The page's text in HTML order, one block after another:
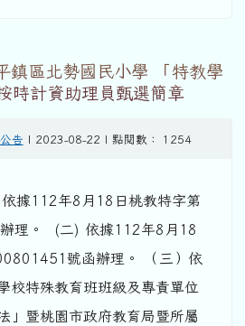
鎮區北勢國民小學 「特教學
時計資助理員甄選簡章
告 | 2023-08-22 | 點閱數： 1254
據112年8月18日桃教特字第
理。 (二) 依據112年8月18
號函辦理。 （三）依
校特殊教育班班級及專責單位
」暨桃園市政府教育局暨所屬